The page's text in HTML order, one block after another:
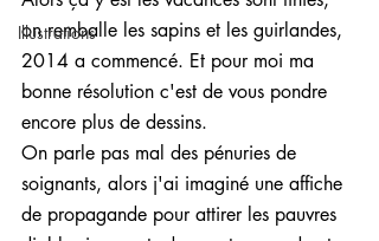
Illustrations
on remballe les sapins et les guirlandes,
2014 a commencé. Et pour moi ma
bonne résolution c'est de vous pondre
encore plus de dessins.
On parle pas mal des pénuries de
soignants, alors j'ai imaginé une affiche
de propagande pour attirer les pauvres